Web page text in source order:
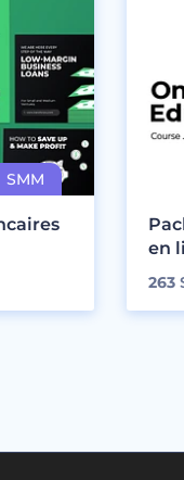
en
263